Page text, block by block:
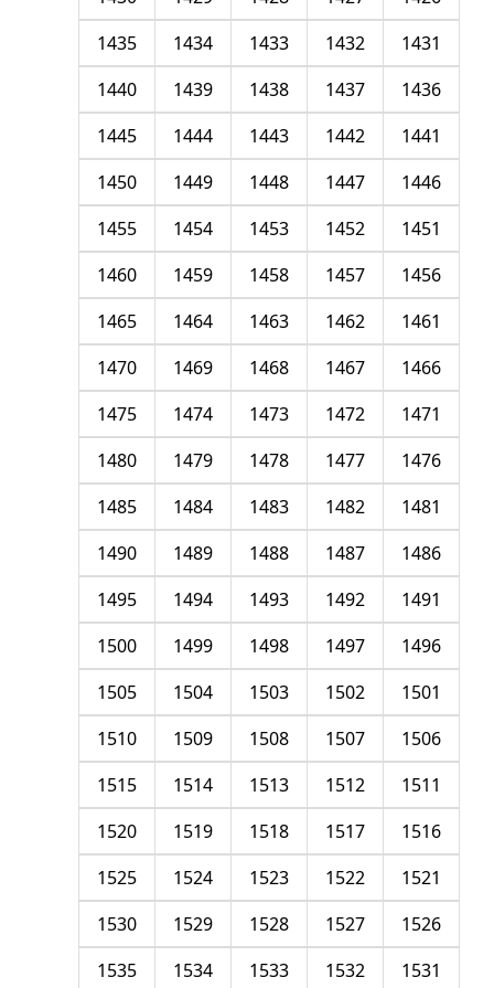
1431
1432
1433
1434
1435
1436
1437
1438
1439
1440
1441
1442
1443
1444
1445
1446
1447
1448
1449
1450
1451
1452
1453
1454
1455
1456
1457
1458
1459
1460
1461
1462
1463
1464
1465
1466
1467
1468
1469
1470
1471
1472
1473
1474
1475
1476
1477
1478
1479
1480
1481
1482
1483
1484
1485
1486
1487
1488
1489
1490
1491
1492
1493
1494
1495
1496
1497
1498
1499
1500
1501
1502
1503
1504
1505
1506
1507
1508
1509
1510
1511
1512
1513
1514
1515
1516
1517
1518
1519
1520
1521
1522
1523
1524
1525
1526
1527
1528
1529
1530
1531
1532
1533
1534
1535